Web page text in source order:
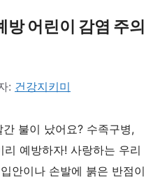
방 어린이 감염 주의
: 건강지키미
불이 났어요? 수족구병,
예방하자! 사랑하는 우리
안이나 손발에 붉은 반점이